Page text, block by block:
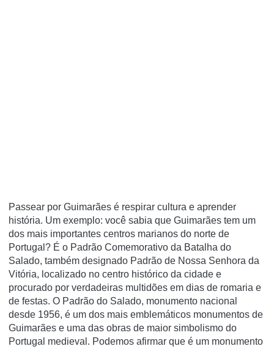
Passear por Guimarães é respirar cultura e aprender
história. Um exemplo: você sabia que Guimarães tem um
dos mais importantes centros marianos do norte de
Portugal? É o Padrão Comemorativo da Batalha do
Salado, também designado Padrão de Nossa Senhora da
Vitória, localizado no centro histórico da cidade e
procurado por verdadeiras multidões em dias de romaria e
de festas. O Padrão do Salado, monumento nacional
desde 1956, é um dos mais emblemáticos monumentos de
Guimarães e uma das obras de maior simbolismo do
Portugal medieval. Podemos afirmar que é um monumento